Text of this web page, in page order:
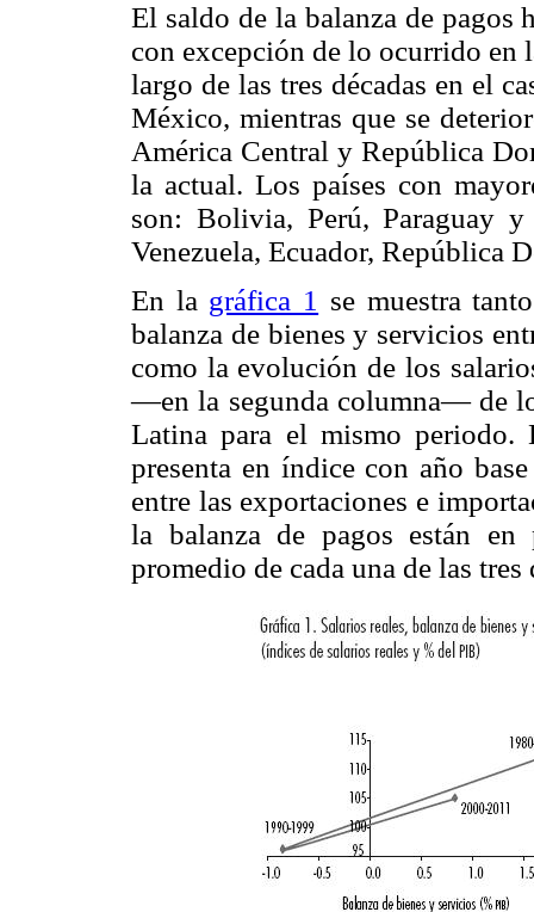
El saldo de la balanza de
con excepción de lo ocurrido en
largo de las tres décadas en el
México, mientras que se
América Central y República
la actual. Los países con
son: Bolivia, Perú, Paraguay
Venezuela, Ecuador, República
En la gráfica 1 se muestra
balanza de bienes y servicios
como la evolución de los
—en la segunda columna— de
Latina para el mismo periodo.
presenta en índice con año
entre las exportaciones e
la balanza de pagos están
promedio de cada una de las tres